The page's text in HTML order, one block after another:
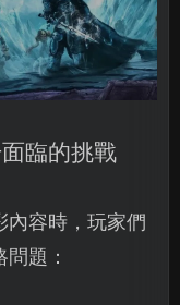
臨的挑戰
內容時，玩家們
題：